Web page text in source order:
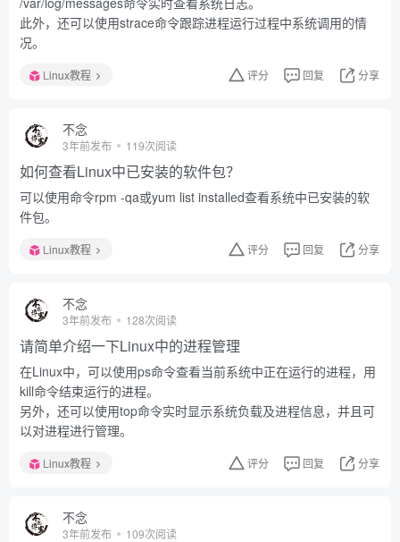
此外，还可以使用strace命令跟踪进程运行过程中系统调用的情
况。
Linux教程 评分 回复 分享
不念
3年前发布 119次阅读
如何查看Linux中已安装的软件包？
可以使用命令rpm -qa或yum list installed查看系统中已安装的软
件包。
Linux教程 评分 回复 分享
不念
3年前发布 128次阅读
请简单介绍一下Linux中的进程管理
在Linux中，可以使用ps命令查看当前系统中正在运行的进程，用
kill命令结束运行的进程。
另外，还可以使用top命令实时显示系统负载及进程信息，并且可
以对进程进行管理。
Linux教程 评分 回复 分享
不念
3年前发布 109次阅读